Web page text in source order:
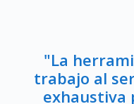
"La
trabajo al
exhaustiva